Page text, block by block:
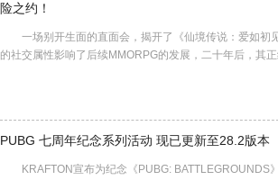
险之约！
一场别开生面的直面会，揭开了《仙境传说：爱如
的社交属性影响了后续MMORPG的发展，二十年后，其
PUBG 七周年纪念系列活动 现已更新至28.2版本
KRAFTON宣布为纪念《PUBG: BATTLEGROUNDS